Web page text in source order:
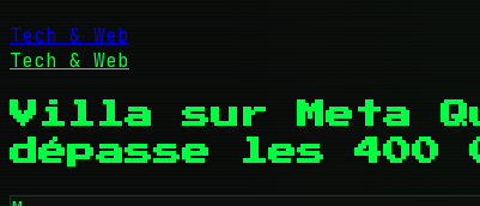
Tech & Web
Tech & Web
Villa sur Meta
dépasse les